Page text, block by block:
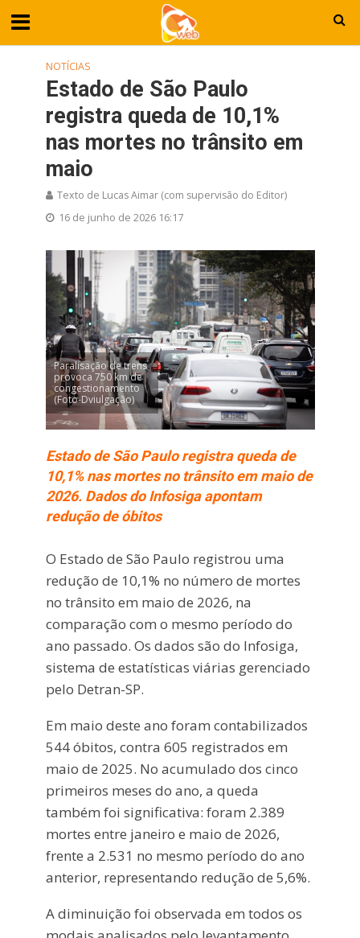
NOTÍCIAS
Estado de São Paulo
registra queda de 10,1%
nas mortes no trânsito em
maio
Texto de Lucas Aimar (com supervisão do Editor)
16 de junho de 2026 16:17
Paralisação de trens
provoca 750 km de
congestionamento
(Foto-Dviulgação)
Estado de São Paulo registra queda de
10,1% nas mortes no trânsito em maio de
2026. Dados do Infosiga apontam
redução de óbitos
O Estado de São Paulo registrou uma
redução de 10,1% no número de mortes
no trânsito em maio de 2026, na
comparação com o mesmo período do
ano passado. Os dados são do Infosiga,
sistema de estatísticas viárias gerenciado
pelo Detran-SP.
Em maio deste ano foram contabilizados
544 óbitos, contra 605 registrados em
maio de 2025. No acumulado dos cinco
primeiros meses do ano, a queda
também foi significativa: foram 2.389
mortes entre janeiro e maio de 2026,
frente a 2.531 no mesmo período do ano
anterior, representando redução de 5,6%.
A diminuição foi observada em todos os